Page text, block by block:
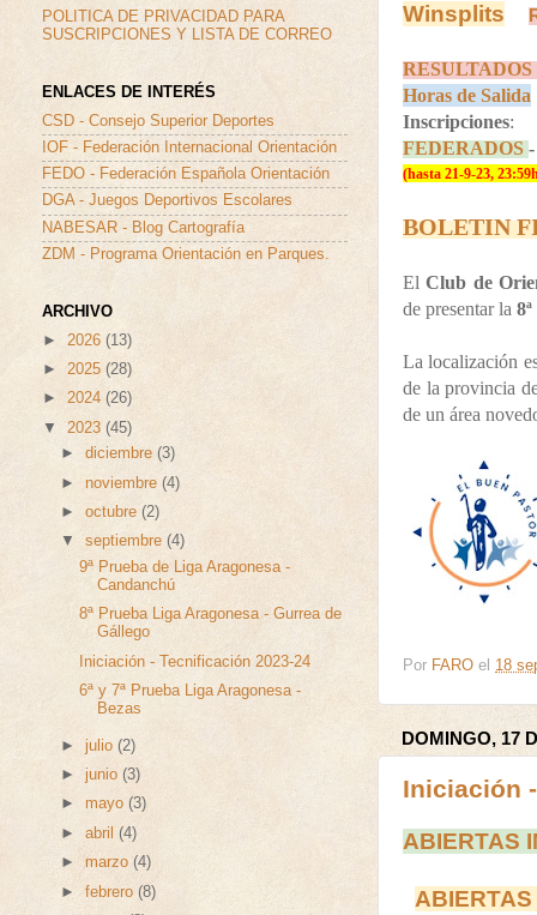
Winsplits
Horas de Salida
Inscripciones:
FEDERADOS
(hasta 21-9-23,
BOLETIN
ElClub de
de presentar la
La localización
de la provincia
de un área
Por FARO el 18
DOMINGO, 17
Iniciación
ABIERTAS
POLITICA DE PRIVACIDAD PARA
SUSCRIPCIONES Y LISTA DE CORREO
ENLACES DE INTERÉS
CSD - Consejo Superior Deportes
IOF - Federación Internacional Orientación
FEDO - Federación Española Orientación
DGA - Juegos Deportivos Escolares
NABESAR - Blog Cartografía
ZDM - Programa Orientación en Parques.
ARCHIVO
► 2026 (13)
► 2025 (28)
► 2024 (26)
▼ 2023 (45)
►diciembre(3)
► noviembre(4)
►octubre(2)
▼septiembre(4)
9ª Prueba de Liga Aragonesa -
Candanchú
8ª Prueba Liga Aragonesa - Gurrea de
Gállego
Iniciación - Tecnificación 2023-24
6ª y 7ª Prueba Liga Aragonesa -
Bezas
► julio(2)
►junio(3)
► mayo(3)
►abril(4)
►marzo (4)
►febrero(8)